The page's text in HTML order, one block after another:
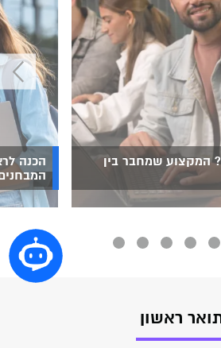
מה זה BI Developer? המקצוע שמחבר בין
הכנה
ראשון